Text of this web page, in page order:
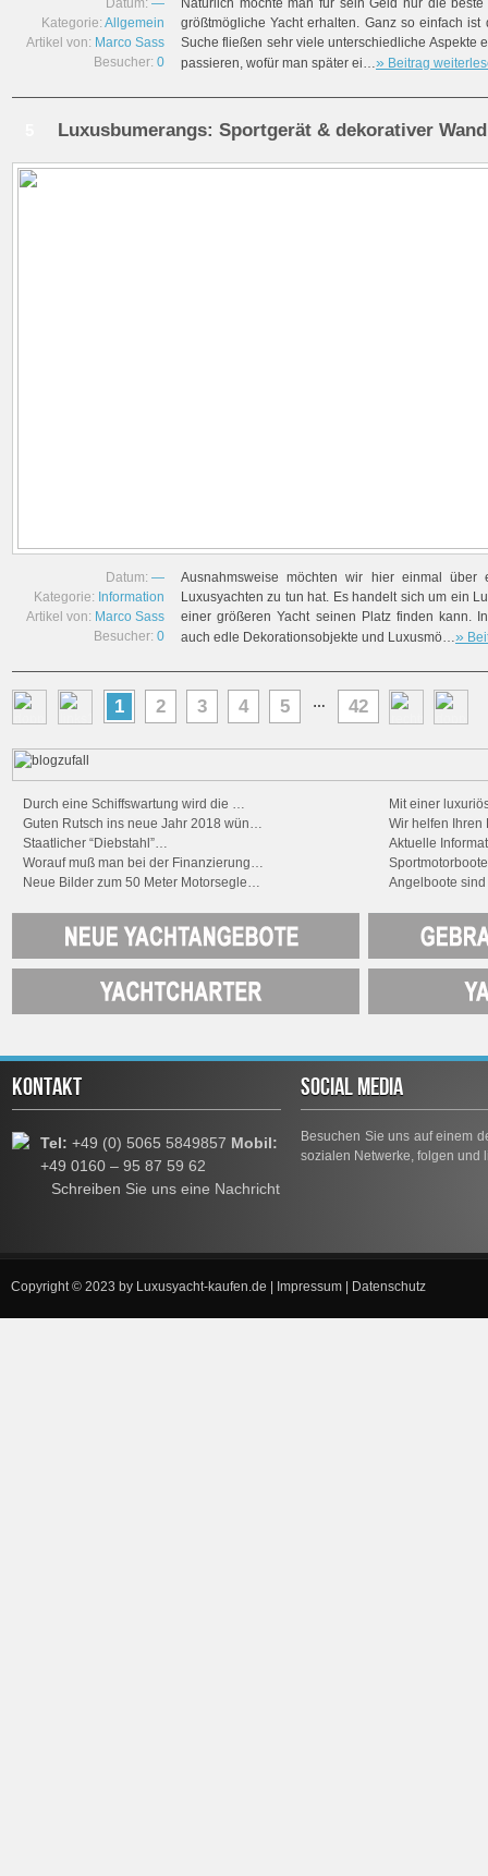
Datum: —
Kategorie: Allgemein
Artikel von: Marco Sass
Besucher: 0
Natürlich möchte man für sein Geld nur die
größtmögliche Yacht erhalten. Ganz so einfach
Suche fließen sehr viele unterschiedliche Aspekte
passieren, wofür man später ei…» Beitrag
Luxusbumerangs: Sportgerät & dekorativer
Datum: —
Kategorie: Information
Artikel von: Marco Sass
Besucher: 0
Ausnahmsweise möchten wir hier einmal
Luxusyachten zu tun hat. Es handelt sich um ein
einer größeren Yacht seinen Platz finden kann.
auch edle Dekorationsobjekte und Luxusmö…»
1 2 3 4 5 … 42
Durch eine Schiffswartung wird die …
Mit einer
Guten Rutsch ins neue Jahr 2018 wün…
Wir helfen
Staatlicher “Diebstahl”…
Aktuelle
Worauf muß man bei der Finanzierung…
Neue Bilder zum 50 Meter Motorsegle…
Angelboote
KONTAKT
Tel: +49 (0) 5065 5849857 Mobil:
+49 0160 – 95 87 59 62
Schreiben Sie uns eine Nachricht
SOCIAL MEDIA
Besuchen Sie uns auf einem
sozialen Netwerke, folgen und
Copyright © 2023 by Luxusyacht-kaufen.de Impressum Datenschutz